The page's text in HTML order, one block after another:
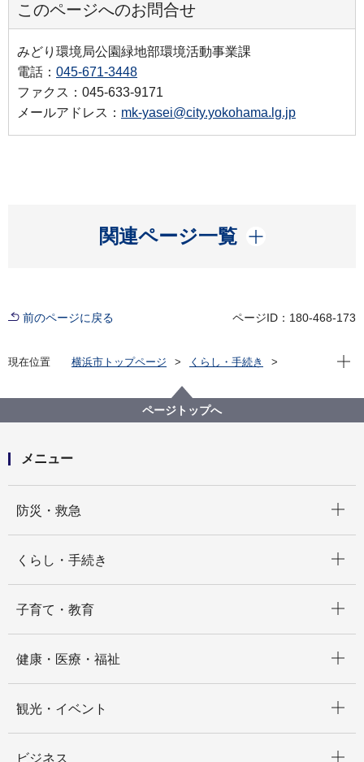
このページへのお問合せ
みどり環境局公園緑地部環境活動事業課
電話： 045-671-3448
ファクス：045-633-9171
メールアドレス： mk-yasei@city.yokohama.lg.jp
関連ページ一覧
開く
前のページに戻る ページID：180-468-173
現在位置 横浜市トップページ
くらし・手続き
捕獲動物の回収
現在
ページトップへ
メニュー
防災・救急
くらし・手続き
子育て・教育
健康・医療・福祉
観光・イベント
ビジネス